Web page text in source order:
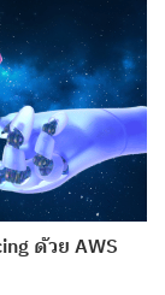
ด้วย AWS